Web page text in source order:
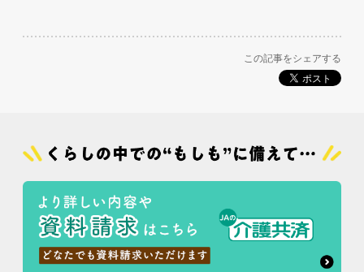
この記事をシェアする